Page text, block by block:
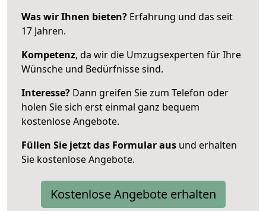
Was wir Ihnen bieten? Erfahrung und das seit
17 Jahren.
Kompetenz, da wir die Umzugsexperten für Ihre
Wünsche und Bedürfnisse sind.
Interesse? Dann greifen Sie zum Telefon oder
holen Sie sich erst einmal ganz bequem
kostenlose Angebote.
Füllen Sie jetzt das Formular aus und erhalten
Sie kostenlose Angebote.
Kostenlose Angebote erhalten